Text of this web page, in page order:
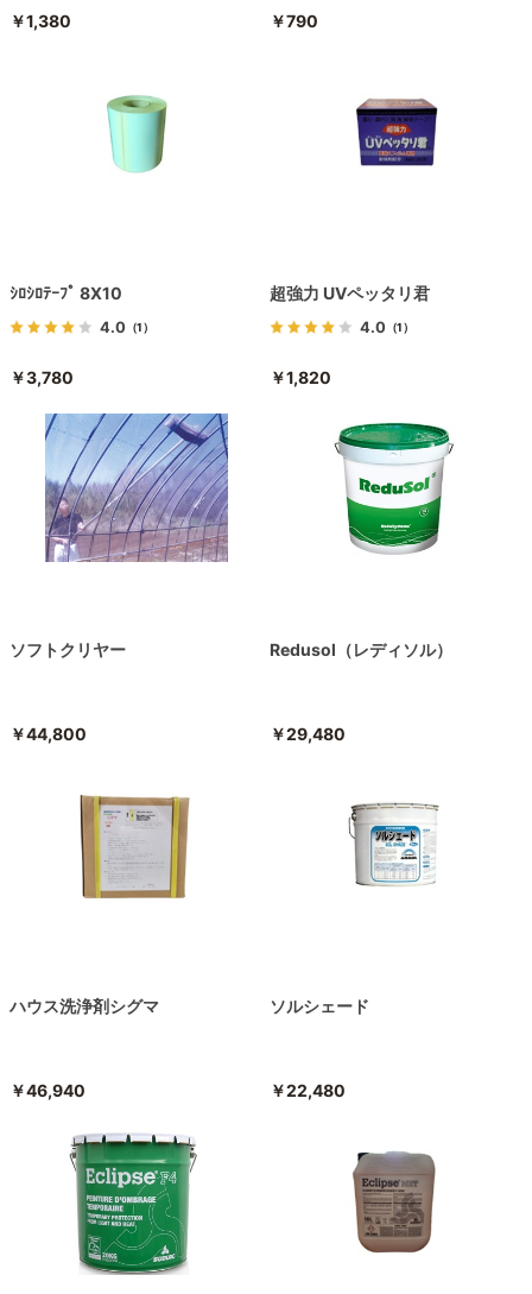
￥1,380 ￥790
ｼﾛｼﾛﾃｰﾌﾟ 8X10
4.0 （1）
￥3,780
超強力 UVペッタリ君
4.0 （1）
￥1,820
ソフトクリヤー
￥44,800
Redusol（レディソル）
￥29,480
ハウス洗浄剤シグマ
￥46,940
ソルシェード
￥22,480